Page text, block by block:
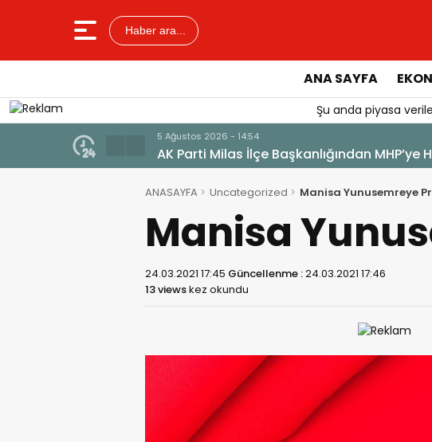
Haber ara...
ANA SAYFA
Şu anda piyasa
5 Ağustos 2026 - 14:54
AK Parti Milas İlçe Başkanlığından MHP’ye
ANASAYFA Uncategorized Manisa Yunusemreye
Manisa
24.03.2021 17:45 Güncellenme :24.03.2021 17:46
13 viewskez okundu